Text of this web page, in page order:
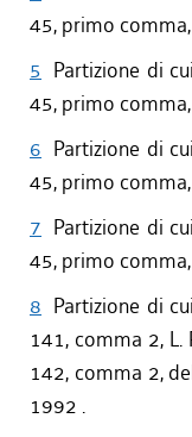
45, primo
5 Partizione di
45, primo
6 Partizione di
45, primo
7 Partizione di
45, primo
8 Partizione di
141, comma 2,
142, comma 2,
1992 .